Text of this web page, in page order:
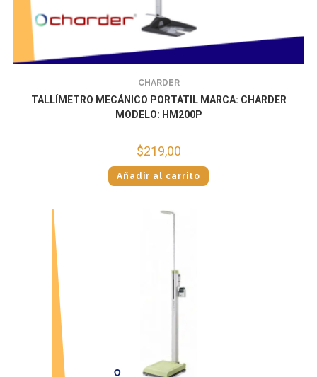
CHARDER
TALLÍMETRO MECÁNICO PORTATIL MARCA: CHARDER
MODELO: HM200P
$219,00
Añadir al carrito